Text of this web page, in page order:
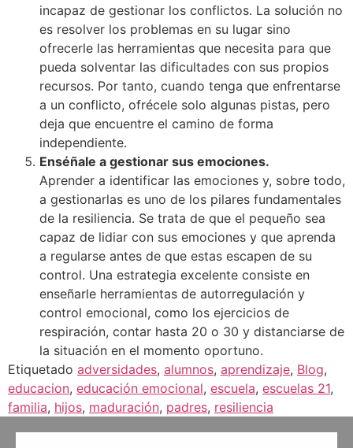
incapaz de gestionar los conflictos. La solución no
es resolver los problemas en su lugar sino
ofrecerle las herramientas que necesita para que
pueda solventar las dificultades con sus propios
recursos. Por tanto, cuando tenga que enfrentarse
a un conflicto, ofrécele solo algunas pistas, pero
deja que encuentre el camino de forma
independiente.
Enséñale a gestionar sus emociones.
Aprender a identificar las emociones y, sobre todo,
a gestionarlas es uno de los pilares fundamentales
de la resiliencia. Se trata de que el pequeño sea
capaz de lidiar con sus emociones y que aprenda
a regularse antes de que estas escapen de su
control. Una estrategia excelente consiste en
enseñarle herramientas de autorregulación y
control emocional, como los ejercicios de
respiración, contar hasta 20 o 30 y distanciarse de
la situación en el momento oportuno.
Etiquetado adversidades, alumnos, aprendizaje, Blog,
educacion, educación emocional, escuela, escuelas 21,
familia, hijos, maduración, padres, resiliencia